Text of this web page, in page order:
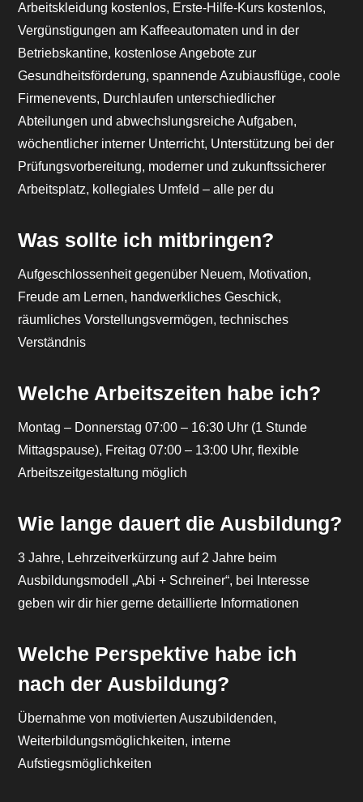
Arbeitskleidung kostenlos, Erste-Hilfe-Kurs kostenlos,
Vergünstigungen am Kaffeeautomaten und in der
Betriebskantine, kostenlose Angebote zur
Gesundheitsförderung, spannende Azubiausflüge, coole
Firmenevents, Durchlaufen unterschiedlicher
Abteilungen und abwechslungsreiche Aufgaben,
wöchentlicher interner Unterricht, Unterstützung bei der
Prüfungsvorbereitung, moderner und zukunftssicherer
Arbeitsplatz, kollegiales Umfeld – alle per du
Was sollte ich mitbringen?
Aufgeschlossenheit gegenüber Neuem, Motivation,
Freude am Lernen, handwerkliches Geschick,
räumliches Vorstellungsvermögen, technisches
Verständnis
Welche Arbeitszeiten habe ich?
Montag – Donnerstag 07:00 – 16:30 Uhr (1 Stunde
Mittagspause), Freitag 07:00 – 13:00 Uhr, flexible
Arbeitszeitgestaltung möglich
Wie lange dauert die Ausbildung?
3 Jahre, Lehrzeitverkürzung auf 2 Jahre beim
Ausbildungsmodell „Abi + Schreiner“, bei Interesse
geben wir dir hier gerne detaillierte Informationen
Welche Perspektive habe ich
nach der Ausbildung?
Übernahme von motivierten Auszubildenden,
Weiterbildungsmöglichkeiten, interne
Aufstiegsmöglichkeiten